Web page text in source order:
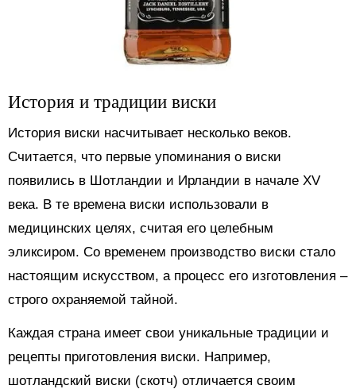
История и традиции виски
История виски насчитывает несколько веков.
Считается, что первые упоминания о виски
появились в Шотландии и Ирландии в начале XV
века. В те времена виски использовали в
медицинских целях, считая его целебным
эликсиром. Со временем производство виски стало
настоящим искусством, а процесс его изготовления –
строго охраняемой тайной.
Каждая страна имеет свои уникальные традиции и
рецепты приготовления виски. Например,
шотландский виски (скотч) отличается своим